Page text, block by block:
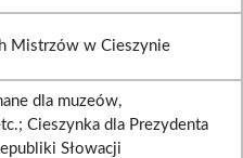
Mistrzów w Cieszynie
dla muzeów,
Cieszynka dla Prezydenta
Słowacji